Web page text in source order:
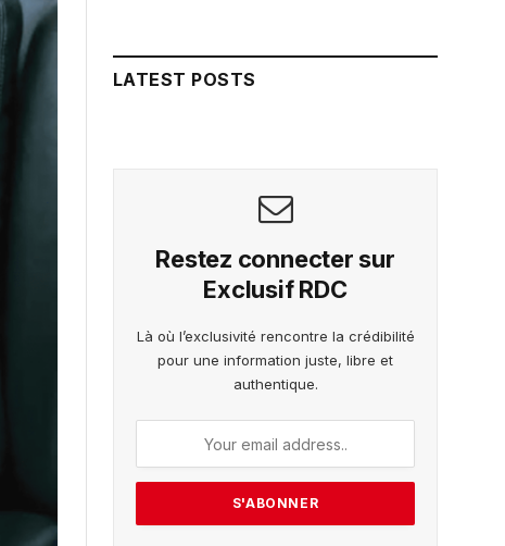
LATEST POSTS
Restez connecter sur
Exclusif RDC
Là où l’exclusivité rencontre la crédibilité
pour une information juste, libre et
authentique.